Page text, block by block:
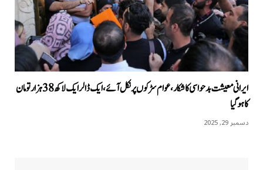
ایرانی معیشت بدحواسی کا شکار، عوام سڑکوں پر نکل آئے، ایک ڈالر ایک لاکھ 38 ہزار تومان
کا ہوگیا
دسمبر 29, 2025